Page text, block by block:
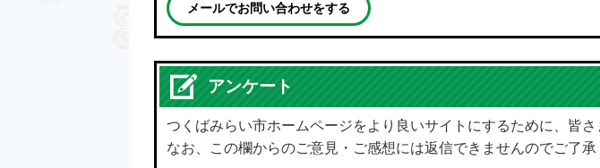
メールでお問い合わせをする
アンケート
つくばみらい市ホームページをより良いサイトにするために、皆
なお、この欄からのご意見・ご感想には返信できませんのでご了承